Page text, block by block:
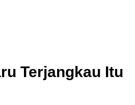
Terjangkau Itu